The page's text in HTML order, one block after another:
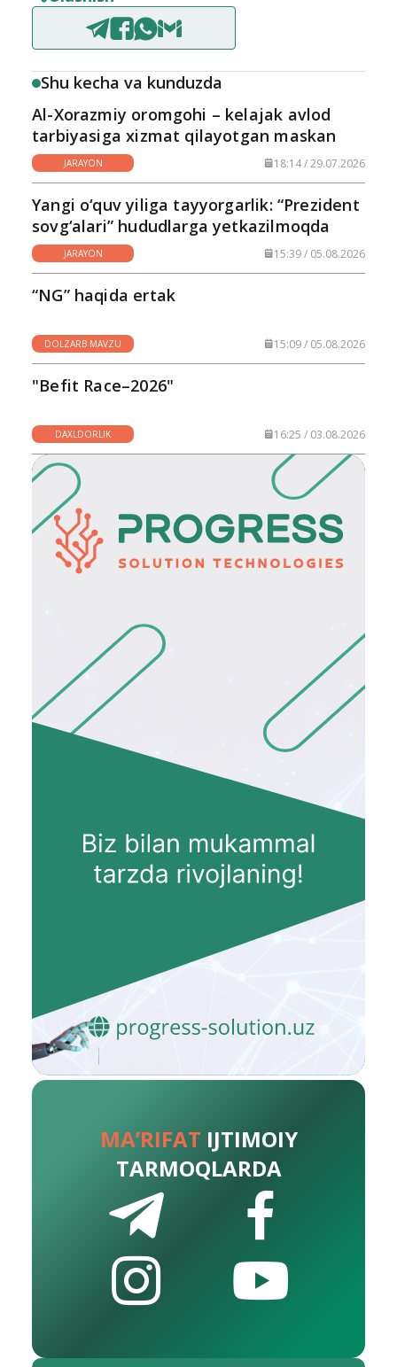
Shu kecha va kunduzda
Al-Xorazmiy oromgohi – kelajak avlod
tarbiyasiga xizmat qilayotgan maskan
JARAYON 18:14 / 29.07.2026
Yangi o‘quv yiliga tayyorgarlik: “Prezident
sovg‘alari” hududlarga yetkazilmoqda
JARAYON 15:39 / 05.08.2026
“NG” haqida ertak
DOLZARB MAVZU 15:09 / 05.08.2026
"Befit Race–2026"
DAXLDORLIK 16:25 / 03.08.2026
MA’RIFAT IJTIMOIY
TARMOQLARDA